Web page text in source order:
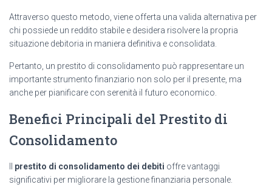
Attraverso questo metodo, viene offerta una valida alternativa per
chi possiede un reddito stabile e desidera risolvere la propria
situazione debitoria in maniera definitiva e consolidata.
Pertanto, un prestito di consolidamento può rappresentare un
importante strumento finanziario non solo per il presente, ma
anche per pianificare con serenità il futuro economico.
Benefici Principali del Prestito di
Consolidamento
prestito di consolidamento dei debiti offre vantaggi
significativi per migliorare la gestione finanziaria personale.